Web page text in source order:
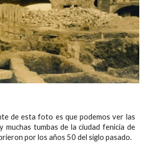
de esta foto es que podemos ver las
muchas tumbas de la ciudad fenicia de
por los años 50 del siglo pasado.